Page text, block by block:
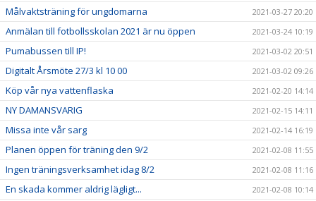
Målvaktsträning för ungdomarna 2021-03-27 20:20
Anmälan till fotbollsskolan 2021 är nu öppen 2021-03-24 10:19
Pumabussen till IP! 2021-03-02 20:51
Digitalt Årsmöte 27/3 kl 10 00 2021-03-02 09:26
Köp vår nya vattenflaska 2021-02-20 14:14
NY DAMANSVARIG 2021-02-15 14:11
Missa inte vår sarg 2021-02-14 16:19
Planen öppen för träning den 9/2 2021-02-08 11:55
Ingen träningsverksamhet idag 8/2 2021-02-08 11:16
En skada kommer aldrig lägligt... 2021-02-08 10:14